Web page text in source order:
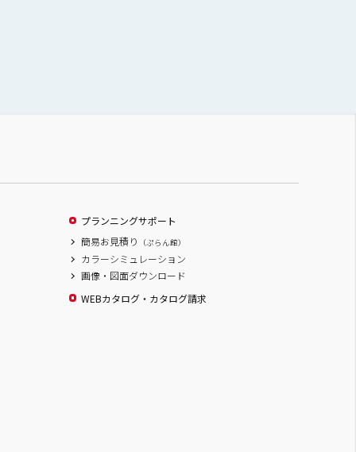
プランニングサポート
簡易お見積り
（ぷらん館）
カラーシミュレーション
画像・図面ダウンロード
WEBカタログ・カタログ請求